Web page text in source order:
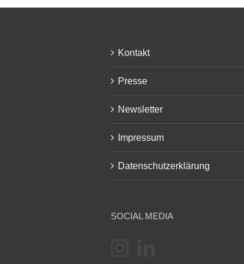
Kontakt
Presse
Newsletter
Impressum
Datenschutzerklärung
SOCIAL MEDIA